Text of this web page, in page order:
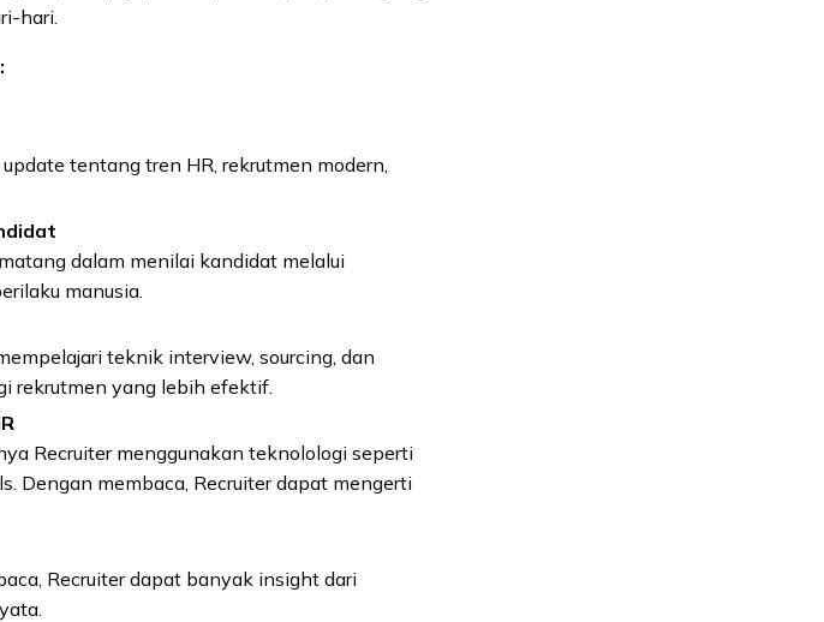
hari.
tentang tren HR, rekrutmen modern,
dalam menilai kandidat melalui
manusia.
teknik interview, sourcing, dan
rekrutmen yang lebih efektif.
Recruiter menggunakan teknolologi seperti
Dengan membaca, Recruiter dapat mengerti
Recruiter dapat banyak insight dari